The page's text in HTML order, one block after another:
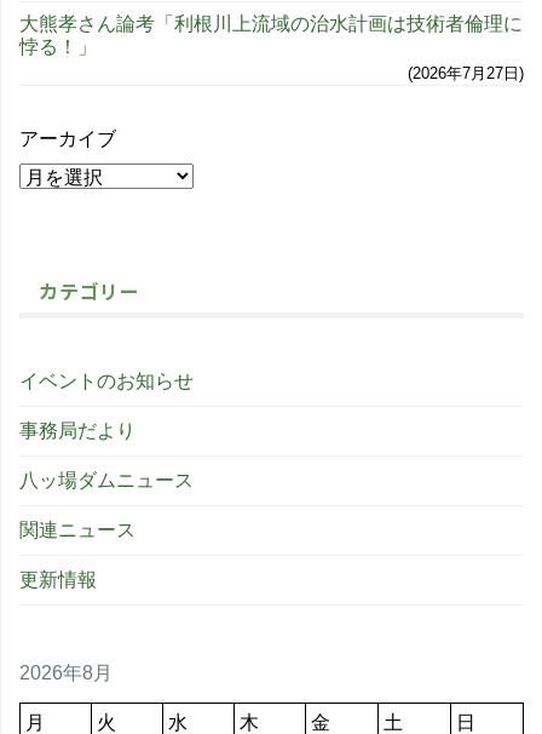
大熊孝さん論考「利根川上流域の治水計画は技術者倫理に
悖る！」
2026年7月27日
アーカイブ
カテゴリー
イベントのお知らせ
事務局だより
八ッ場ダムニュース
関連ニュース
更新情報
2026年8月
月 火 水 木 金 土
日